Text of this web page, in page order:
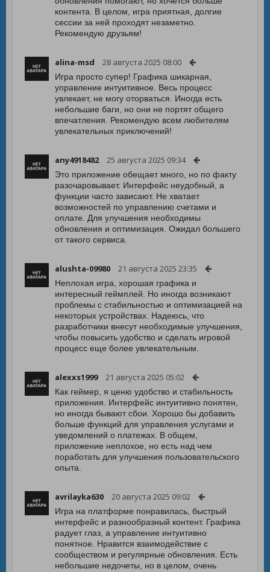
контента. В целом, игра приятная, долгие
сессии за ней проходят незаметно.
Рекомендую друзьям!
alina-msd 28 августа 2025 08:00
Игра просто супер! Графика шикарная,
управление интуитивное. Весь процесс
увлекает, не могу оторваться. Иногда есть
небольшие баги, но они не портят общего
впечатления. Рекомендую всем любителям
увлекательных приключений!
any4918482 25 августа 2025 09:34
Это приложение обещает много, но по факту
разочаровывает. Интерфейс неудобный, а
функции часто зависают. Не хватает
возможностей по управлению счетами и
оплате. Для улучшения необходимы
обновления и оптимизация. Ожидал большего
от такого сервиса.
alushta-09980 21 августа 2025 23:35
Неплохая игра, хорошая графика и
интересный геймплей. Но иногда возникают
проблемы с стабильностью и оптимизацией на
некоторых устройствах. Надеюсь, что
разработчики внесут необходимые улучшения,
чтобы повысить удобство и сделать игровой
процесс еще более увлекательным.
alexxs1999 21 августа 2025 05:02
Как геймер, я ценю удобство и стабильность
приложения. Интерфейс интуитивно понятен,
но иногда бывают сбои. Хорошо бы добавить
больше функций для управления услугами и
уведомлений о платежах. В общем,
приложение неплохое, но есть над чем
поработать для улучшения пользовательского
опыта.
avrilayka630 20 августа 2025 09:02
Игра на платформе понравилась, быстрый
интерфейс и разнообразный контент. Графика
радует глаз, а управление интуитивно
понятное. Нравится взаимодействие с
сообществом и регулярные обновления. Есть
небольшие недочеты, но в целом, очень